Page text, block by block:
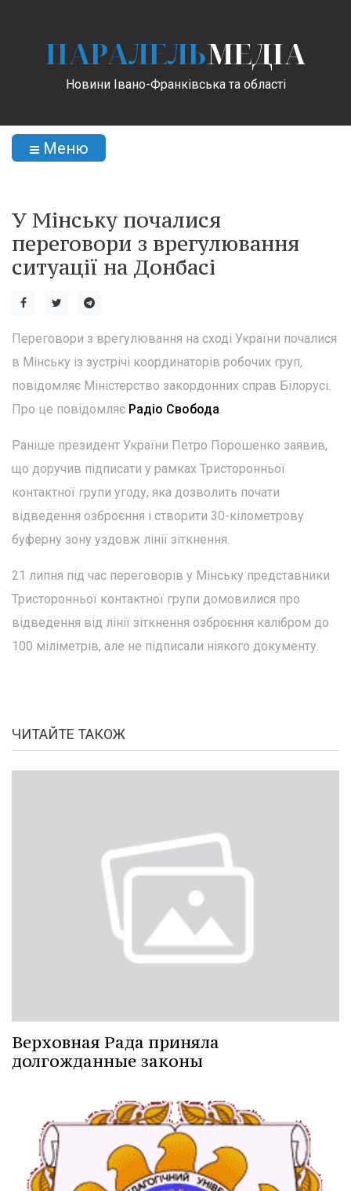
ПАРАЛЕЛЬМЕДІА
Новини Івано-Франківська та області
Меню
У Мінську почалися
переговори з врегулювання
ситуації на Донбасі
Переговори з врегулювання на сході України почалися
в Мінську із зустрічі координаторів робочих груп,
повідомляє Міністерство закордонних справ Білорусі.
Про це повідомляє Радіо Свобода.
Раніше президент України Петро Порошенко заявив,
що доручив підписати у рамках Тристоронньої
контактної групи угоду, яка дозволить почати
відведення озброєння і створити 30-кілометрову
буферну зону уздовж лінії зіткнення.
21 липня під час переговорів у Мінську представники
Тристоронньої контактної групи домовилися про
відведення від лінії зіткнення озброєння калібром до
100 міліметрів, але не підписали ніякого документу.
ЧИТАЙТЕ ТАКОЖ
Верховная Рада приняла
долгожданные законы